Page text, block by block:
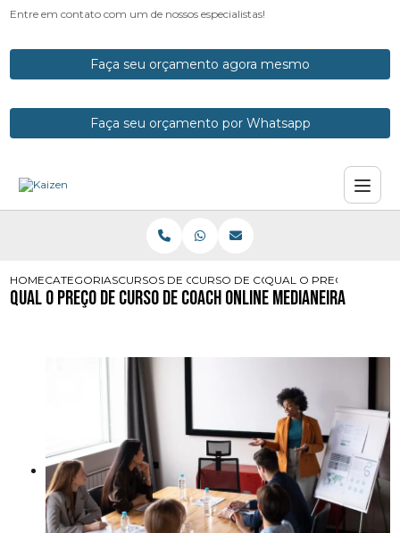
Entre em contato com um de nossos especialistas!
Faça seu orçamento agora mesmo
Faça seu orçamento por Whatsapp
HOMECATEGORIASCURSOS DE COACHCURSO DE COACH ONLINE
QUAL O PRECO DE
Qual o Preço de Curso de Coach Online Medianeira